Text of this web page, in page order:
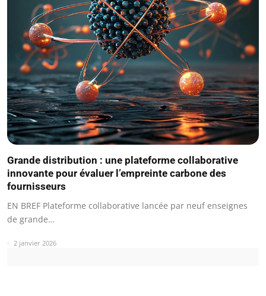
Grande distribution : une plateforme collaborative
innovante pour évaluer l’empreinte carbone des
fournisseurs
EN BREF Plateforme collaborative lancée par neuf enseignes
de grande…
2 janvier 2026